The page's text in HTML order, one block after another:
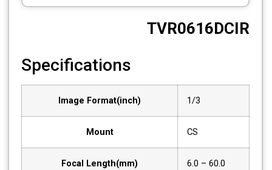
TVR0616DCIR
Specifications
Image Format(inch) 1/3
Mount CS
Focal Length(mm) 6.0 – 60.0